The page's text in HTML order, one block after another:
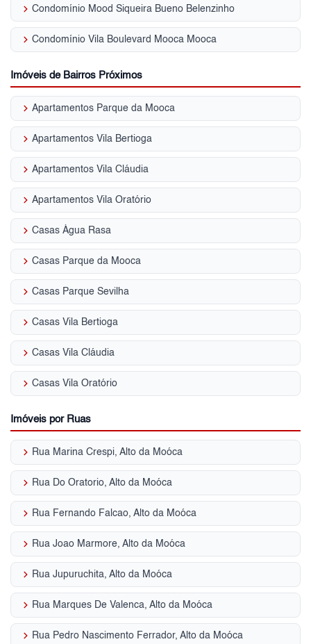
keyboard_arrow_right Condomínio Mood Siqueira Bueno Belenzinho
keyboard_arrow_right Condomínio Vila Boulevard Mooca Mooca
Imóveis de Bairros Próximos
keyboard_arrow_right Apartamentos Parque da Mooca
keyboard_arrow_right Apartamentos Vila Bertioga
keyboard_arrow_right Apartamentos Vila Cláudia
keyboard_arrow_right Apartamentos Vila Oratório
keyboard_arrow_right Casas Água Rasa
keyboard_arrow_right Casas Parque da Mooca
keyboard_arrow_right Casas Parque Sevilha
keyboard_arrow_right Casas Vila Bertioga
keyboard_arrow_right Casas Vila Cláudia
keyboard_arrow_right Casas Vila Oratório
Imóveis por Ruas
keyboard_arrow_right Rua Marina Crespi, Alto da Moóca
keyboard_arrow_right Rua Do Oratorio, Alto da Moóca
keyboard_arrow_right Rua Fernando Falcao, Alto da Moóca
keyboard_arrow_right Rua Joao Marmore, Alto da Moóca
keyboard_arrow_right Rua Jupuruchita, Alto da Moóca
keyboard_arrow_right Rua Marques De Valenca, Alto da Moóca
keyboard_arrow_right Rua Pedro Nascimento Ferrador, Alto da Moóca